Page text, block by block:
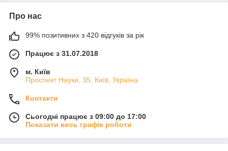
Про нас
99% позитивних з 420 відгуків за рік
Працює з 31.07.2018
м. Київ
Проспект Науки, 35, Київ, Україна
Контакти
Сьогодні працює з 09:00 до 17:00
Показати весь графік роботи